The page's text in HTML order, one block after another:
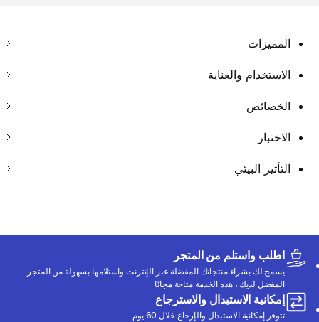
المميزات
الاستخدام والعناية
الخصائص
الاختبار
التأثير البيئي
اطلب واستلم من المتجر
يسمح لك بشراء منتجاتك المفضلة عبر الإنترنت واستلامها بسهولة من المتجر
المفضل لديك ، هذه الخدمة متاحة مجانًا
إمكانية الاستبدال والاسترجاع
تتوفر إمكانية الاستبدال والإرجاع خلال 60 يوم